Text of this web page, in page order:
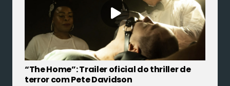
“The Home”: Trailer oficial do thriller de
terror com Pete Davidson